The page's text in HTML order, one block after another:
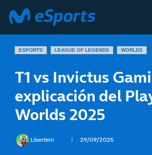
ESPORTS LEAGUE OF LEGENDS WORLDS
T1 vs Invictus
explicación del
Worlds 2025
Libertein 29/09/2025